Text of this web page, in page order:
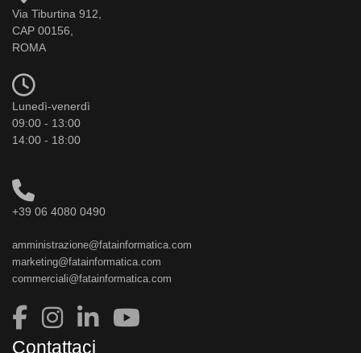
Via Tiburtina 912,
CAP 00156,
ROMA
Lunedì-venerdì
09:00 - 13:00
14:00 - 18:00
+39 06 4080 0490
amministrazione@fatainformatica.com
marketing@fatainformatica.com
commerciali@fatainformatica.com
Contattaci